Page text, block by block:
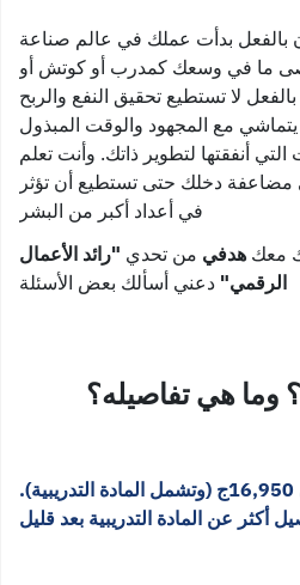
بالفعل بدأت عملك في عالم صناعة
ما في وسعك كمدرب أو كوتش أو
لا تستطيع تحقيق النفع والربح
مع المجهود والوقت المبذول
التي أنفقتها لتطوير ذاتك. وأنت تعلم
مضاعفة دخلك حتى تستطيع أن تؤثر
في أعداد أكبر من البشر
معك هدفي من تحدي "رائد الأعمال
الرقمي" دعني أسألك بعض الأسئلة
وما هي تفاصيله؟
(وتشمل المادة التدريبية).
أكثر عن المادة التدريبية بعد قليل